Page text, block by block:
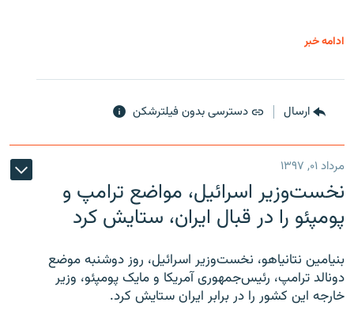
ادامه خبر
ارسال دسترسی بدون فیلترشکن
مرداد ۰۱, ۱۳۹۷
نخست‌وزیر اسرائیل، مواضع ترامپ و
پومپئو را در قبال ایران، ستایش کرد
بنیامین نتانیاهو، نخست‌وزیر اسرائیل، روز دوشنبه موضع
دونالد ترامپ، رئیس‌جمهوری آمریکا و مایک پومپئو، وزیر
خارجه این کشور را در برابر ایران ستایش کرد.